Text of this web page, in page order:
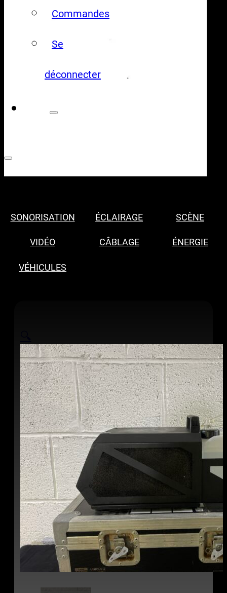
Commandes
Se
déconnecter
SONORISATION ÉCLAIRAGE SCÈNE
VIDÉO CÂBLAGE ÉNERGIE
VÉHICULES